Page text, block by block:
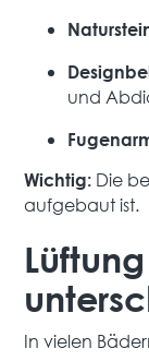
und
Wichtig: Die
aufgebaut ist.
In vielen